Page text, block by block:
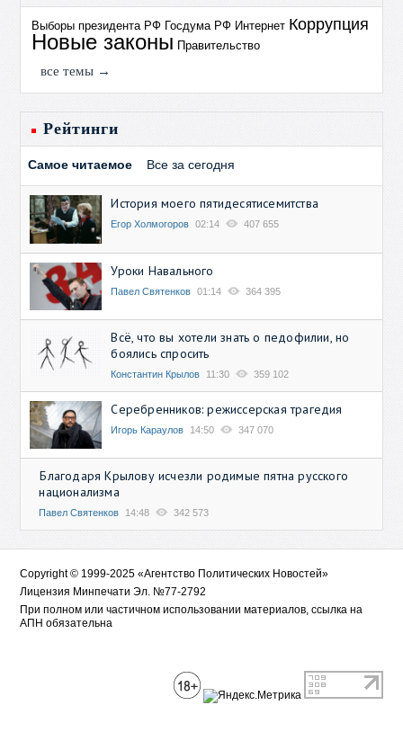
Выборы президента РФ Госдума РФ Интернет Коррупция
Новые законы Правительство
все темы →
Рейтинги
Самое читаемое Все за сегодня
История моего пятидесятисемитства
Егор Холмогоров 02:14 407 655
Уроки Навального
Павел Святенков 01:14 364 395
Всё, что вы хотели знать о педофилии, но
боялись спросить
Константин Крылов 11:30 359 102
Серебренников: режиссерская трагедия
Игорь Караулов 14:50 347 070
Благодаря Крылову исчезли родимые пятна русского
национализма
Павел Святенков 14:48 342 573
Copyright © 1999-2025 «Агентство Политических Новостей»
Лицензия Минпечати Эл. №77-2792
При полном или частичном использовании материалов, ссылка на
АПН обязательна